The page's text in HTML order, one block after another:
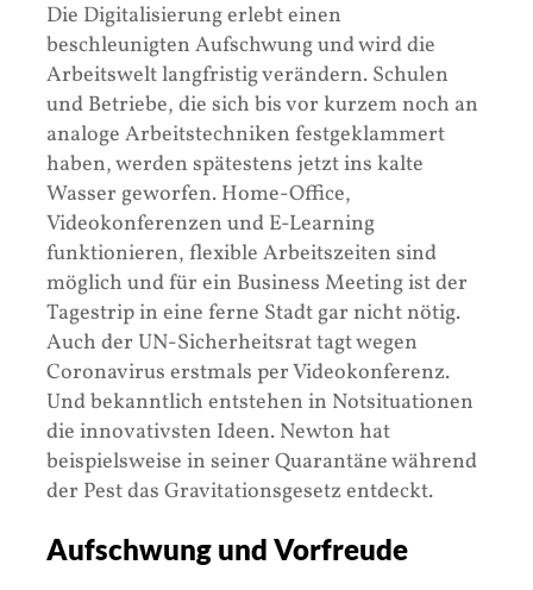
Die Digitalisierung erlebt einen
beschleunigten Aufschwung und wird die
Arbeitswelt langfristig verändern. Schulen
und Betriebe, die sich bis vor kurzem noch an
analoge Arbeitstechniken festgeklammert
haben, werden spätestens jetzt ins kalte
Wasser geworfen. Home-Office,
Videokonferenzen und E-Learning
funktionieren, flexible Arbeitszeiten sind
möglich und für ein Business Meeting ist der
Tagestrip in eine ferne Stadt gar nicht nötig.
Auch der UN-Sicherheitsrat tagt wegen
Coronavirus erstmals per Videokonferenz.
Und bekanntlich entstehen in Notsituationen
die innovativsten Ideen. Newton hat
beispielsweise in seiner Quarantäne während
der Pest das Gravitationsgesetz entdeckt.
Aufschwung und Vorfreude